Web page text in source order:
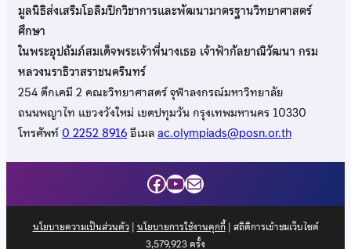
มูลนิธิส่งเสริมโอลิมปิกวิชาการและพัฒนามาตรฐานวิทยาศาสตร์
ศึกษา
ในพระอุปถัมภ์สมเด็จพระเจ้าพี่นางเธอ เจ้าฟ้ากัลยาณิวัฒนา กรม
หลวงนราธิวาสราชนครินทร์
254 ตึกเคมี 2 คณะวิทยาศาสตร์ จุฬาลงกรณ์มหาวิทยาลัย
ถนนพญาไท แขวงวังใหม่ เขตปทุมวัน กรุงเทพมหานคร 10330
โทรศัพท์0 2252 8916อีเมลac.olympiads@posn.or.th
Facebook
YouTube
Mail
นโยบายความเป็นส่วนตัว| นโยบายการใช้งานคุกกี้| สถิติการเข้าชมเว็บไซต์
3,579,923ครั้ง